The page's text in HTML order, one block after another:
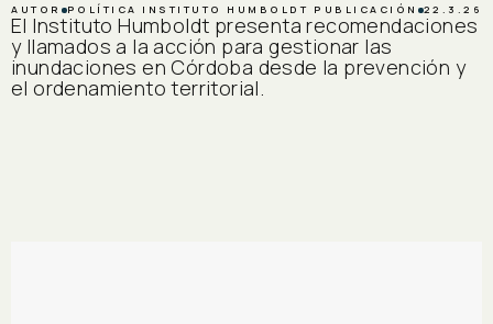
AUTOR POLÍTICA INSTITUTO HUMBOLDT PUBLICACIÓN 22.3.26
El Instituto Humboldt presenta recomendaciones
y llamados a la acción para gestionar las
inundaciones en Córdoba desde la prevención y
el ordenamiento territorial.